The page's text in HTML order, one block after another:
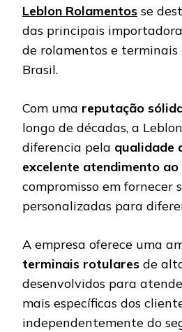
Leblon Rolamentos se
das principais
de rolamentos e
Brasil.
Com uma reputação
longo de décadas, a
diferencia pela qualidade
excelente atendimento ao
compromisso em fornecer
personalizadas para
A empresa oferece uma
terminais rotulares de
desenvolvidos para
mais específicas dos
independentemente do